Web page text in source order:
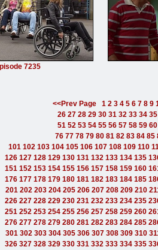
7235
<<Prev Page 1 2 3 4 5 6 7 8 9
26 27 28 29 30 31 32 33 34 35
51 52 53 54 55 56 57 58 59 60
76 77 78 79 80 81 82 83 84 85
101 102 103 104 105 106 107 108 109 110
126 127 128 129 130 131 132 133 134 135
151 152 153 154 155 156 157 158 159 160
176 177 178 179 180 181 182 183 184 185
201 202 203 204 205 206 207 208 209 210
226 227 228 229 230 231 232 233 234 235
251 252 253 254 255 256 257 258 259 260
276 277 278 279 280 281 282 283 284 285
301 302 303 304 305 306 307 308 309 310
326 327 328 329 330 331 332 333 334 335